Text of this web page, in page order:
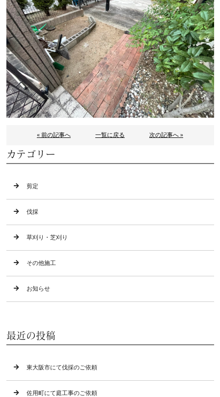
« 前の記事へ 一覧に戻る 次の記事へ »
カテゴリー
剪定
伐採
草刈り・芝刈り
その他施工
お知らせ
最近の投稿
東大阪市にて伐採のご依頼
佐用町にて庭工事のご依頼